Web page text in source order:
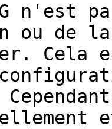
n'est
de la